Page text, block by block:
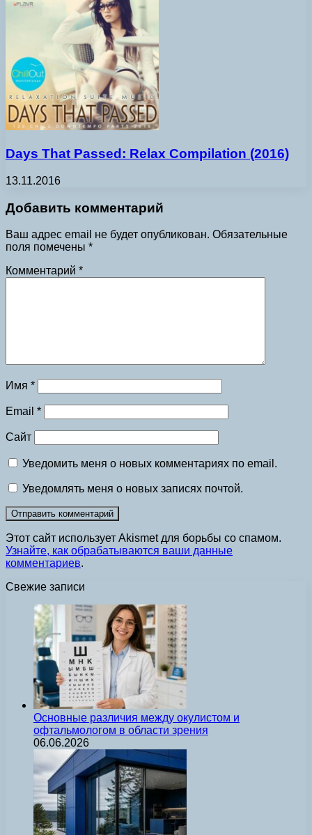
Days That Passed: Relax Compilation (2016)
13.11.2016
Добавить комментарий
Ваш адрес email не будет опубликован. Обязательные
поля помечены *
Комментарий *
Имя *
Email *
Сайт
Уведомить меня о новых комментариях по email.
Уведомлять меня о новых записях почтой.
Этот сайт использует Akismet для борьбы со спамом.
Узнайте, как обрабатываются ваши данные
комментариев.
Свежие записи
Основные различия между окулистом и
офтальмологом в области зрения
06.06.2026